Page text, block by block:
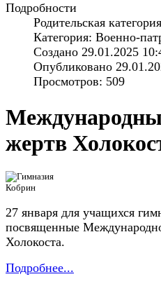
Подробности
Родительская
Категория: Военно-
Создано 29.01.2025
Опубликовано
Просмотров: 509
жертв
27 января для учащихся
посвященные
Холокоста.
Подробнее...